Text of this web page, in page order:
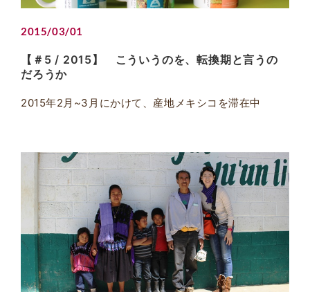
2015/03/01
【＃5 / 2015】 こういうのを、転換期と言うの
だろうか
2015年2月~3月にかけて、産地メキシコを滞在中